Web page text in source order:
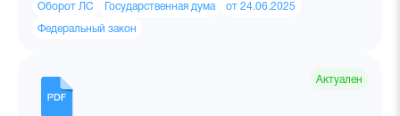
Оборот ЛС Государственная дума от 24.06.2025
Федеральный закон
Актуален